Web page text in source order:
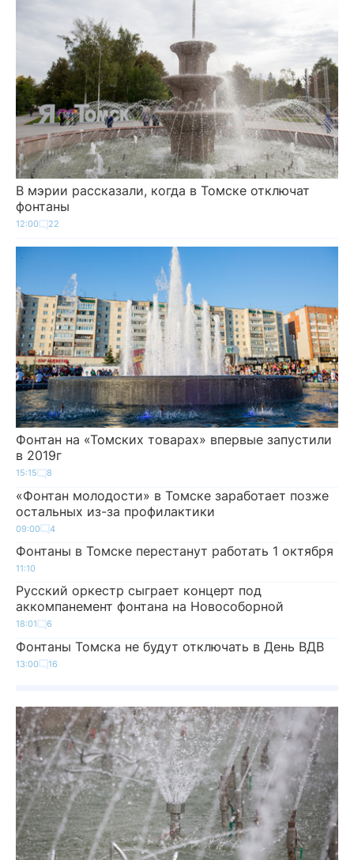
В мэрии рассказали, когда в Томске отключат
фонтаны
12:00 22
Фонтан на «Томских товарах» впервые запустили
в 2019г
15:15 8
«Фонтан молодости» в Томске заработает позже
остальных из-за профилактики
09:00 4
Фонтаны в Томске перестанут работать 1 октября
11:10
Русский оркестр сыграет концерт под
аккомпанемент фонтана на Новособорной
18:01 6
Фонтаны Томска не будут отключать в День ВДВ
13:00 16